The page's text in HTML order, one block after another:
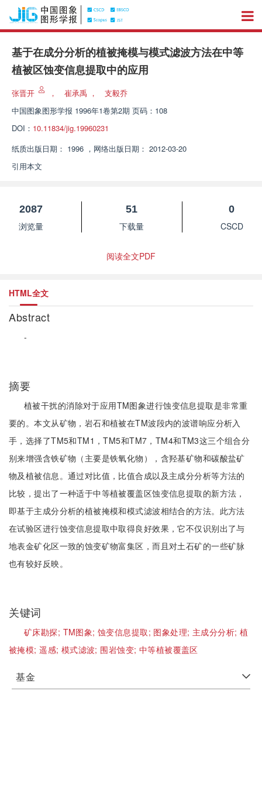
基于在成分分析的植被掩模与模式滤波方法在中等
植被区蚀变信息提取中的应用
张晋开 ， 崔承禹 ，
支毅乔
中国图象图形学报 1996年1卷第2期 页码：108
DOI： 10.11834/jig.19960231
纸质出版日期： 1996 ， 网络出版日期： 2012-03-20
引用本文
2087
浏览量
51
下载量
0
CSCD
阅读全文PDF
HTML全文
Abstract
-
摘要
植被干扰的消除对于应用TM图象进行蚀变信息提取是非常重
要的。本文从矿物，岩石和植被在TM波段内的波谱响应分析入
手，选择了TM5和TM1，TM5和TM7，TM4和TM3这三个组合分
别来增强含铁矿物（主要是铁氧化物），含羟基矿物和碳酸盐矿
物及植被信息。通过对比值，比值合成以及主成分分析等方法的
比较，提出了一种适于中等植被覆盖区蚀变信息提取的新方法，
即基于主成分分析的植被掩模和模式滤波相结合的方法。此方法
在试验区进行蚀变信息提取中取得良好效果，它不仅识别出了与
地表金矿化区一致的蚀变矿物富集区，而且对土石矿的一些矿脉
也有较好反映。
关键词
矿床勘探; TM图象;蚀变信息提取; 图象处理; 主成分分析; 植
被掩模;遥感; 模式滤波; 围岩蚀变; 中等植被覆盖区
基金